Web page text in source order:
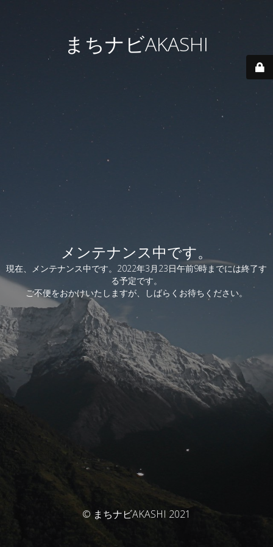
まちナビAKASHI
メンテナンス中です。
現在、メンテナンス中です。2022年3月23日午前9時までには終了す
る予定です。
ご不便をおかけいたしますが、しばらくお待ちください。
© まちナビAKASHI 2021